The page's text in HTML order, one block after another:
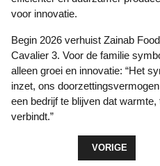
voor innovatie.
Begin 2026 verhuist Zainab Foods naar de nieuwe locatie op
Cavalier 3. Voor de familie
alleen groei en innovatie: “Het
inzet, ons
een bedrijf te blijven dat
verbindt.”
VORIG
VORIGE